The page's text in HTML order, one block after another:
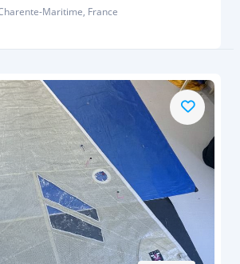
Maritime, France